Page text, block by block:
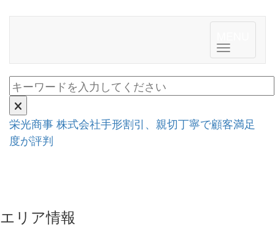
栄光商事 株式会社手形割引、親切丁寧で顧客満足
度が評判
エリア情報